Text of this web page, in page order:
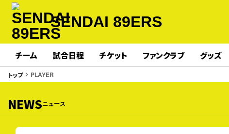
SENDAI 89ERS
チーム 試合日程 チケット ファンクラブ グッズ
トップkeyboard_arrow_right PLAYER
NEWSニュース